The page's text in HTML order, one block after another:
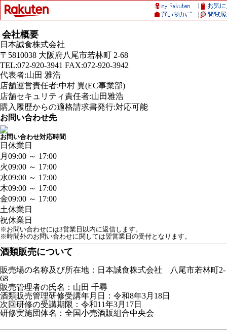
会社概要
日本誠食株式会社
〒5810038 大阪府八尾市若林町 2-68
TEL:072-920-3941 FAX:072-920-3942
代表者:山田 雅浩
店舗運営責任者:中村 翼(EC事業部)
店舗セキュリティ責任者:山田雅浩
購入履歴からの適格請求書発行:対応可能
お問い合わせ先
お問い合わせ対応時間
日 休業日
月 09:00 ～ 17:00
火09:00 ～ 17:00
水09:00 ～ 17:00
木09:00 ～ 17:00
金09:00 ～ 17:00
土休業日
祝休業日
※お問い合わせには3営業日以内に返信します。
※時間外のお問い合わせに関しては翌営業日の受付となります。
酒類販売について
販売場の名称及び所在地：日本誠食株式会社 八尾市若林町2-
68
販売管理者の氏名：山田 千尋
酒類販売管理研修受講年月日：令和8年3月18日
次回研修の受講期限：令和11年3月17日
研修実施団体名：全国小売酒販組合中央会